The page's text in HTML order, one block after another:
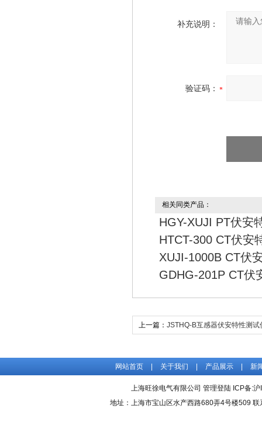
补充说明：
验证码：
相关同类产品：
HGY-XUJI PT伏安
HTCT-300 CT伏安
XUJI-1000B CT伏
GDHG-201P CT伏
上一篇： JSTHQ-B互感器伏安特性测试
网站首页 关于我们 产品展示 新
上海旺徐电气有限公司 管理登陆 ICP备:沪
地址：上海市宝山区水产西路680弄4号楼509